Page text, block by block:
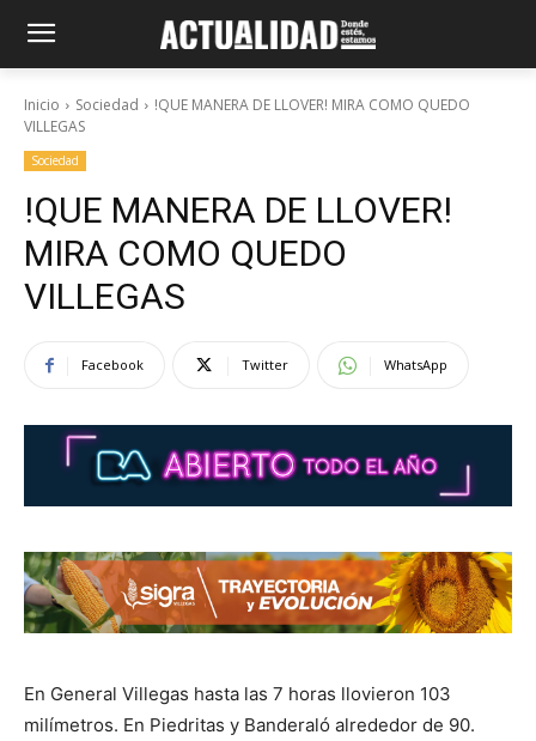
Inicio Sociedad
!QUE MANERA DE LLOVER! MIRA COMO QUEDO
VILLEGAS
Sociedad
!QUE MANERA DE LLOVER!
MIRA COMO QUEDO
VILLEGAS
Facebook Twitter WhatsApp
En General Villegas hasta las 7 horas llovieron 103
milímetros. En Piedritas y Banderaló alrededor de 90.